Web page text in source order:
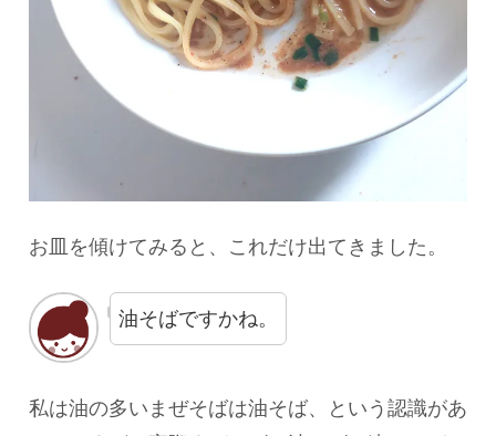
お皿を傾けてみると、これだけ出てきました。
油そばですかね。
私は油の多いまぜそばは油そば、という認識があ